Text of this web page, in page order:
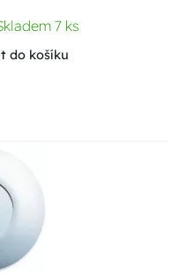
7 ks
do košíku